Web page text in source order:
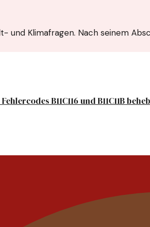
Klimafragen. Nach seinem
B11C116 und B11C11B